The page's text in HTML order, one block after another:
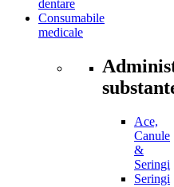
dentare
Consumabile
medicale
Ace,
Canule
&
Seringi
Seringi